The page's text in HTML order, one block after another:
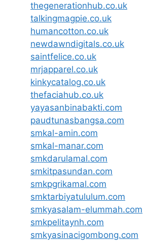
thegenerationhub.co.uk
talkingmagpie.co.uk
humancotton.co.uk
newdawndigitals.co.uk
saintfelice.co.uk
mrjapparel.co.uk
kinkycatalog.co.uk
thefaciahub.co.uk
yayasanbinabakti.com
paudtunasbangsa.com
smkal-amin.com
smkal-manar.com
smkdarulamal.com
smkitpasundan.com
smkpgrikamal.com
smktarbiyatululum.com
smkyasalam-elummah.com
smkpelitaynh.com
smkyasinacigombong.com